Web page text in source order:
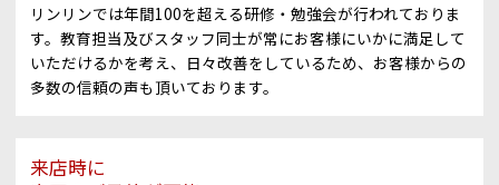
リンリンでは年間100を超える研修・勉強会が行われておりま
す。教育担当及びスタッフ同士が常にお客様にいかに満足して
いただけるかを考え、日々改善をしているため、お客様からの
多数の信頼の声も頂いております。
来店時に